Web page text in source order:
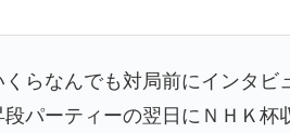
らなんでも対局前にインタビ
パーティーの翌日にＮＨＫ杯